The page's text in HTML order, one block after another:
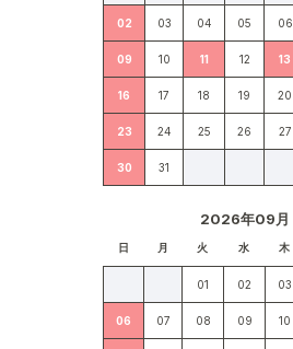
02 03 04 05 06
09 10 11 12 13
16 17 18 19 20
23 24 25 26 27
30 31
2026年09月
日 月 火 水 木
01 02 03
06 07 08 09 10